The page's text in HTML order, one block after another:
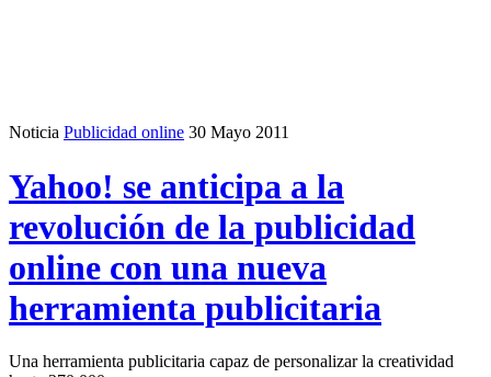
Noticia Publicidad online 30 Mayo 2011
Yahoo! se anticipa a la
revolución de la publicidad
online con una nueva
herramienta publicitaria
Una herramienta publicitaria capaz de personalizar la creatividad